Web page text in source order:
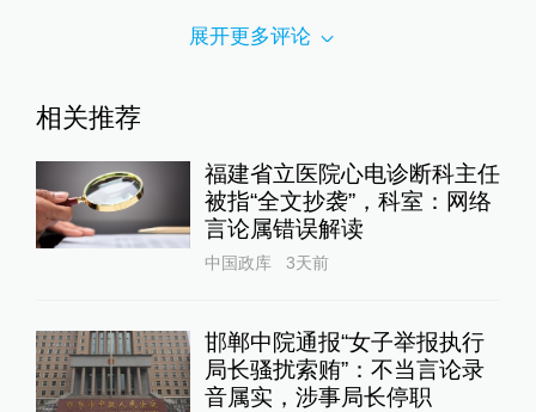
展开更多评论
相关推荐
福建省立医院心电诊断科主任
被指“全文抄袭”，科室：网络
言论属错误解读
中国政库 3天前
邯郸中院通报“女子举报执行
局长骚扰索贿”：不当言论录
音属实，涉事局长停职